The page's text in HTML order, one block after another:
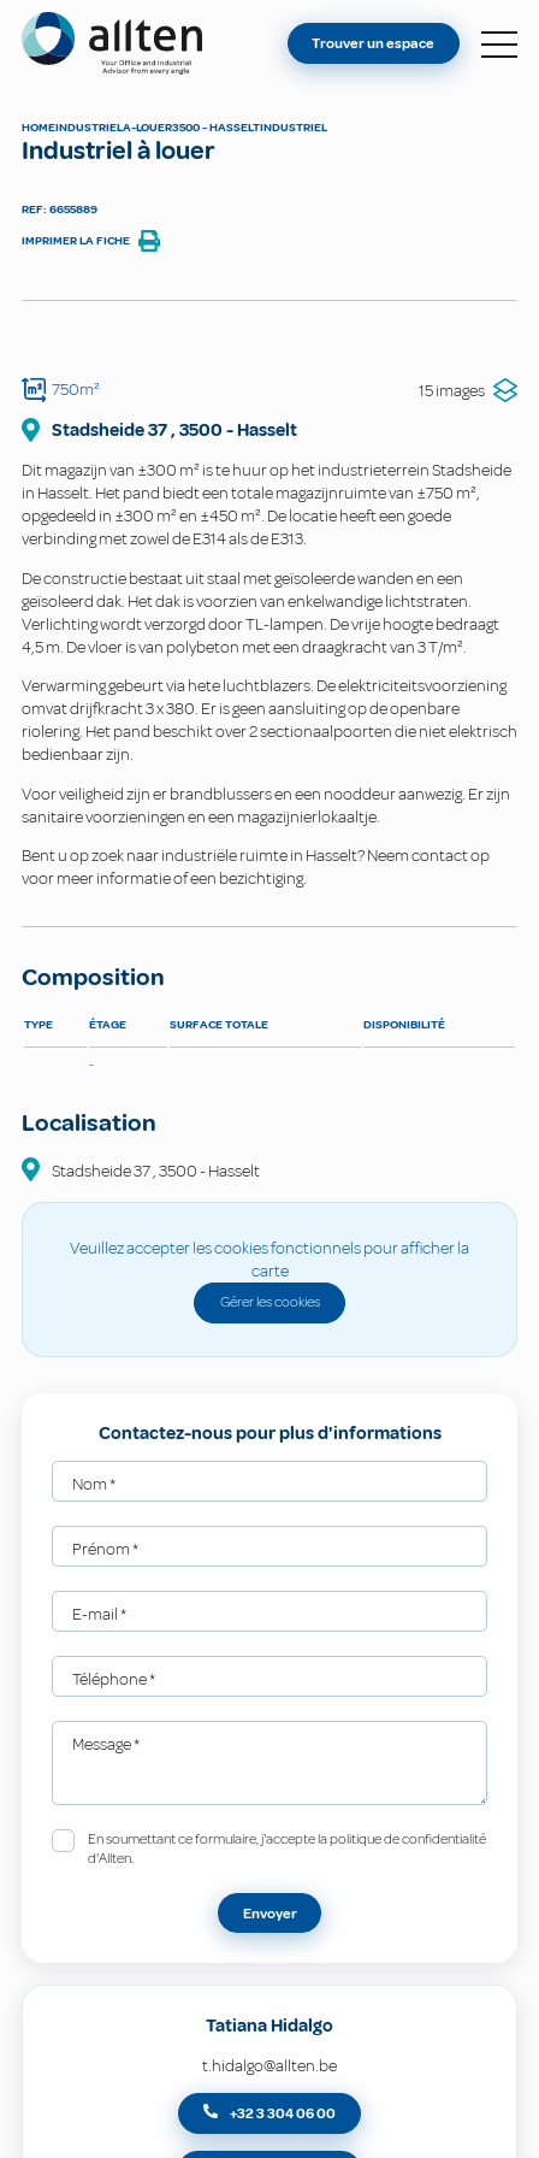
Allten
TROUVER UN ESPACE
Trouver un espace
HOMEINDUSTRIELA-LOUER3500 - HASSELTINDUSTRIEL
Industriel à louer
REF: 6655889
IMPRIMER LA FICHE
750m² 15 images
Stadsheide37, 3500 -Hasselt
Dit magazijn van ±300 m² is te huur op het industrieterrein Stadsheide
in Hasselt. Het pand biedt een totale magazijnruimte van ±750 m²,
opgedeeld in ±300 m² en ±450 m². De locatie heeft een goede
verbinding met zowel de E314 als de E313.
De constructie bestaat uit staal met geïsoleerde wanden en een
geïsoleerd dak. Het dak is voorzien van enkelwandige lichtstraten.
Verlichting wordt verzorgd door TL-lampen. De vrije hoogte bedraagt
4,5 m. De vloer is van polybeton met een draagkracht van 3 T/m².
Verwarming gebeurt via hete luchtblazers. De elektriciteitsvoorziening
omvat drijfkracht 3 x 380. Er is geen aansluiting op de openbare
riolering. Het pand beschikt over 2 sectionaalpoorten die niet elektrisch
bedienbaar zijn.
Voor veiligheid zijn er brandblussers en een nooddeur aanwezig. Er zijn
sanitaire voorzieningen en een magazijnierlokaaltje.
Bent u op zoek naar industriële ruimte in Hasselt? Neem contact op
voor meer informatie of een bezichtiging.
Composition
TYPE ÉTAGE SURFACE TOTALE DISPONIBILITÉ
-
Localisation
Stadsheide37,3500-Hasselt
Veuillez accepter les cookies fonctionnels pour afficher la
carte
Gérer les cookies
Contactez-nous pour plus d'informations
Nom*
Prénom*
E-mail*
Téléphone*
Message*
En soumettant ce formulaire, j'accepte la politique de confidentialité
d'Allten.
Envoyer
Tatiana Hidalgo
t.hidalgo@allten.be
+32 3 304 06 00